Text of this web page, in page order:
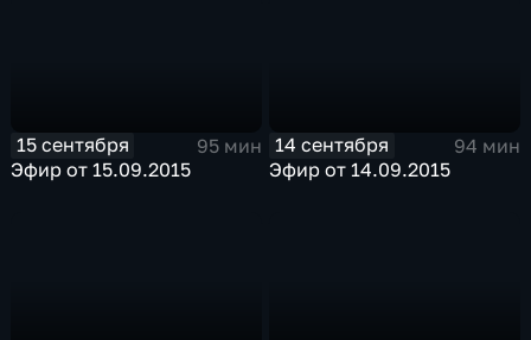
15 сентября
95 мин
Эфир от 15.09.2015
14 сентября
94 мин
Эфир от 14.09.2015